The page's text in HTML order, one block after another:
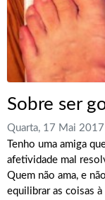
Sobre ser
Quarta, 17 Mai 2017
Tenho uma amiga
afetividade mal
Quem não ama, e
equilibrar as coisas